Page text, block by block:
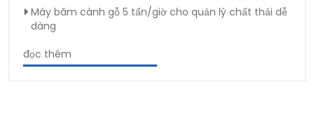
Máy băm cành gỗ 5 tấn/giờ cho quản lý chất thải dễ
dàng
đọc thêm